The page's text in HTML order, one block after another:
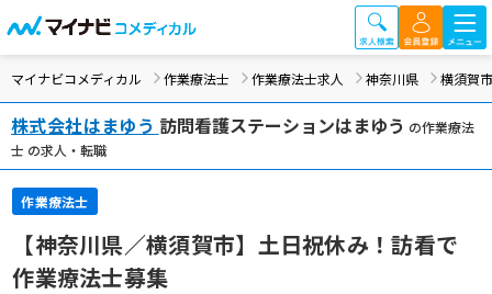
マイナビコメディカル 作業療法士 作業療法士求人 神奈川県 横須賀市
株式会社はまゆう 訪問看護ステーションはまゆう の作業療法
士 の求人・転職
作業療法士
【神奈川県／横須賀市】土日祝休み！訪看で
作業療法士募集